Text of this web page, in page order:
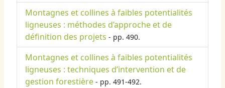
Montagnes et collines à faibles potentialités
ligneuses : méthodes d’approche et de
définition des projets - pp. 490.
Montagnes et collines à faibles potentialités
ligneuses : techniques d’intervention et de
gestion forestière - pp. 491-492.